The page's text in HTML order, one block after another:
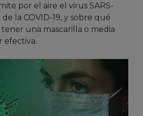
por el aire el virus SARS-
la COVID-19, y sobre qué
una mascarilla o media
efectiva.